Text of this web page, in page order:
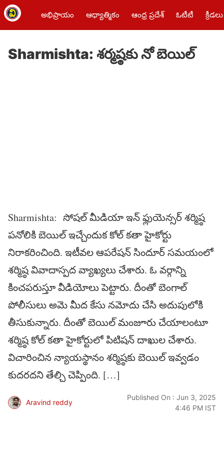
అభిప్రాయం ఆధ్యాత్మికం ఆంధ్ర ప్రదేశ్ ఓటీటీ క్రీడలు
Sharmishta: శర్మష్ఠకు నో బెయిల్
Sharmishta: సోషల్ మీడియా ఇన్ ఫ్లుయెన్సర్ శర్మిష్ఠ
పనోలికి బెయిల్ ఇచ్చేందుక కోల్ కతా హైకోర్టు
నిరాకరించింది. ఇటీవల ఆపరేషన్ సిందూర్ సమయంలో
శర్మిష్ఠ వివాదాస్పద వ్యాఖ్యలు చేశారు. ఓ వర్గాన్ని
కించపరుస్తూ వీడియోలు పెట్టారు. దీంతో బెంగాల్
పోలీసులు అమె మీద కేసు నమోదు చేసి అదుపులోకి
తీసుకున్నారు. దీంతో బెయిల్ మంజూరు చేయాలంటూ
శర్మిష్ఠ కోల్ కతా హైకోర్టులో పిటిషన్ దాఖుల చేశారు.
విచారించిన న్యాయస్థానం శర్మిష్ఠకు బెయిల్ ఇవ్వడం
కుదరదని తేల్చి చెప్పింది. […]
Aravind reddy
Published On : Jun 3, 2025
4:46 PM IST